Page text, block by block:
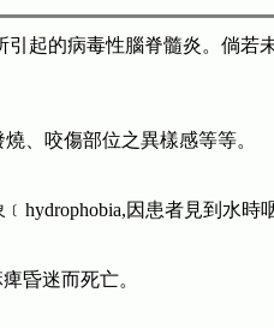
起的病毒性腦脊髓炎。倘若
、咬傷部位之異樣感等等。
因患者見到水時
昏迷而死亡。